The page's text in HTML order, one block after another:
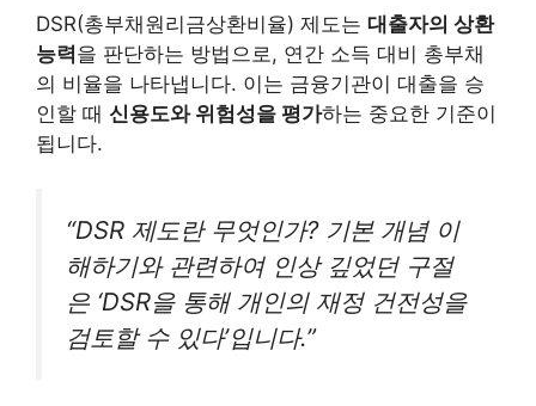
DSR(총부채원리금상환비율) 제도는 대출자의 상환
능력을 판단하는 방법으로, 연간 소득 대비 총부채
의 비율을 나타냅니다. 이는 금융기관이 대출을 승
인할 때 신용도와 위험성을 평가하는 중요한 기준이
됩니다.
“DSR 제도란 무엇인가? 기본 개념 이
해하기와 관련하여 인상 깊었던 구절
은 ‘DSR을 통해 개인의 재정 건전성을
검토할 수 있다’입니다.”